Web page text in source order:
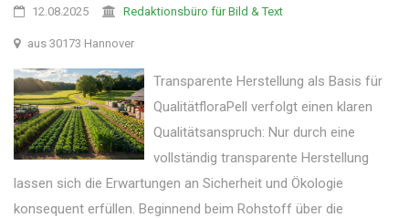
12.08.2025 Redaktionsbüro für Bild & Text
aus 30173 Hannover
Transparente Herstellung als Basis für
QualitätfloraPell verfolgt einen klaren
Qualitätsanspruch: Nur durch eine
vollständig transparente Herstellung
lassen sich die Erwartungen an Sicherheit und Ökologie
konsequent erfüllen. Beginnend beim Rohstoff über die